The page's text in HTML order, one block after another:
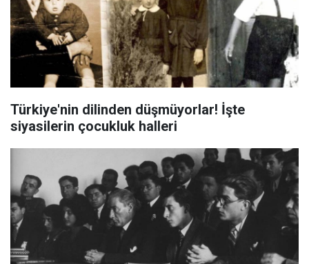
Türkiye'nin dilinden düşmüyorlar! İşte
siyasilerin çocukluk halleri